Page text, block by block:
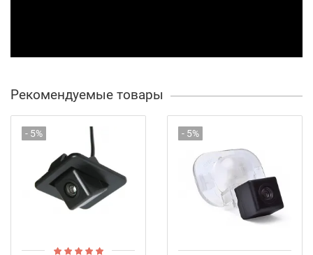
Рекомендуемые товары
- 5% - 5%